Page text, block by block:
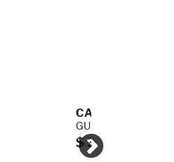
CALLE
GUTIERREZ
$ 335.00